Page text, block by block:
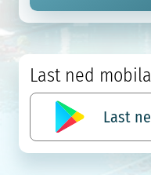
Last ned
Last